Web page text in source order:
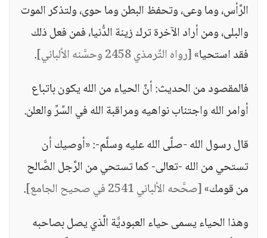
الرَّأس، وما وعى، وتحفظ البطن وما حوى، ولتذكر الموت
والبلى، ومن أراد الآخرة ترك زينة الدُّنيا، فمن فعل ذلك
فقد استحيا»[رواه التِّرمذي 2458 وحسَّنه الألباني]
.
فالمقصود من الحديث: أنَّ الحياء من الله يكون باتباع
أوامر الله واجتناب نواهيه ومراقبة الله في السِّرِّ والعلن.
قال رسول الله -صلَّى الله عليه وسلَّم-: «أوصيك أن
تستحي من الله -تعالى- كما تستحي من الرَّجل الصَّالح
من قومك»[صحَّحه الألباني 2541 في صحيح الجامع]
.
وهذا الحياء يسمى حياء العبوديَّة الَّذي يصل بصاحبه